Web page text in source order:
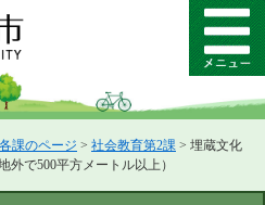
メ
ニ
ー
各課のページ > 社会教育第2課 > 埋蔵文化
外で500平方メートル以上）